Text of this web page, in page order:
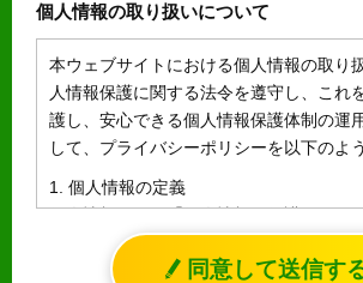
個人情報の取り扱いについて
本ウェブサイトにおける個人情報の取り
人情報保護に関する法令を遵守し、これ
護し、安心できる個人情報保護体制の運
して、プライバシーポリシーを以下のよ
1. 個人情報の定義
個人情報とは、「個人情報の保護に関す
れる生存する個人に関する情報であって
その他の記述等により特定の個人を識別
同意して送信す